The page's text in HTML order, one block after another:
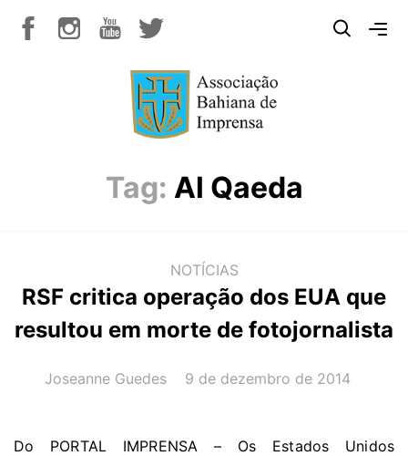
Tag: Al Qaeda
NOTÍCIAS
RSF critica operação dos EUA que
resultou em morte de fotojornalista
AUTOR(A):
Joseanne Guedes DATA:
9 de dezembro de 2014
Do PORTAL IMPRENSA – Os Estados Unidos